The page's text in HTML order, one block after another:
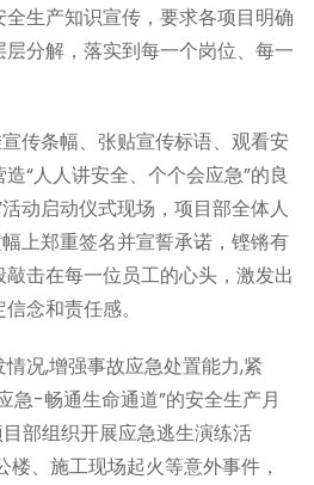
生产知识宣传，要求各项目明确
分解，落实到每一个岗位、每一
传条幅、张贴宣传标语、观看安
“人人讲安全、个个会应急”的良
动启动仪式现场，项目部全体人
上郑重签名并宣誓承诺，铿锵有
击在每一位员工的心头，激发出
念和责任感。
况,增强事故应急处置能力,紧
急-畅通生命通道”的安全生产月
部组织开展应急逃生演练活
、施工现场起火等意外事件，